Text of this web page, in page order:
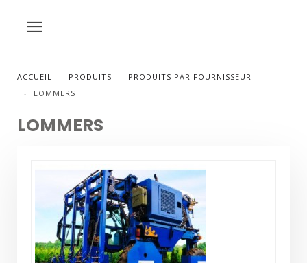
ACCUEIL PRODUITS
PRODUITS PAR FOURNISSEUR
LOMMERS
LOMMERS